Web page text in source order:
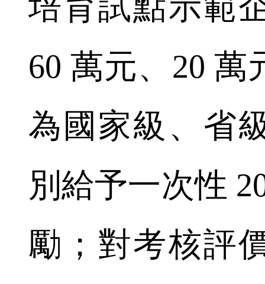
60 萬元、20
為國家級、省
別給予一次性
勵；對考核評